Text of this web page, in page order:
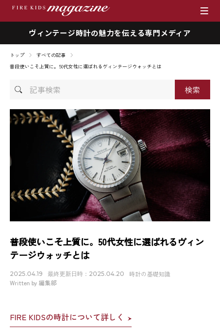
ヴィンテージ時計の魅力を伝える専門メディア
ブランド
商品一覧
時計を売りたい方へ
ファイアーキッズマガジン
私たちの想い
採用情報
トップ
すべての記事
普段使いこそ上質に。50代女性に選ばれるヴィンテージウォッチとは
記
検
索
普段使いこそ上質に。50代女性に選ばれるヴィン
テージウォッチとは
2025.04.19 最終更新日時：2025.04.20
時計の基礎知識
Written by 編集部
FIRE KIDSの時計について詳しく